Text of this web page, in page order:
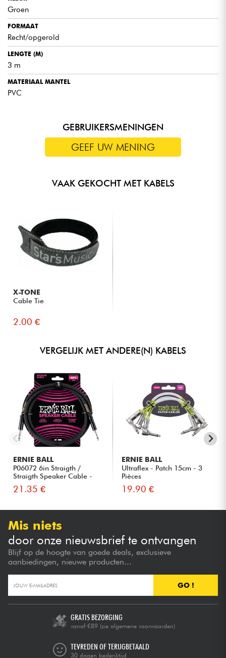
Groen
FORMAAT
Recht/opgerold
LENGTE (M)
3 m
MATERIAAL MANTEL
PVC
GEBRUIKERSMENINGEN
GEEF UW MENING
VAAK GEKOCHT MET KABELS
X-TONE
Cable Tie
2.00 €
VERGELIJK MET ANDERE(N) KABELS
ERNIE BALL
P06072 6in Straigth /
Straigth Speaker Cable -
Bla...
21.35 €
ERNIE BALL
Ultraflex - Patch 15cm - 3
Pièces
19.90 €
Mis niets
door onze nieuwsbrief te ontvangen
Blijf op de hoogte van goede deals, exclusieve
aanbiedingen, nieuwe producten...
GO !
GRATIS BEZORGING
vanaf €89 (zie algemene voorwaarden)
TEVREDEN OF TERUGBETAALD
30 dagen bedenktijd